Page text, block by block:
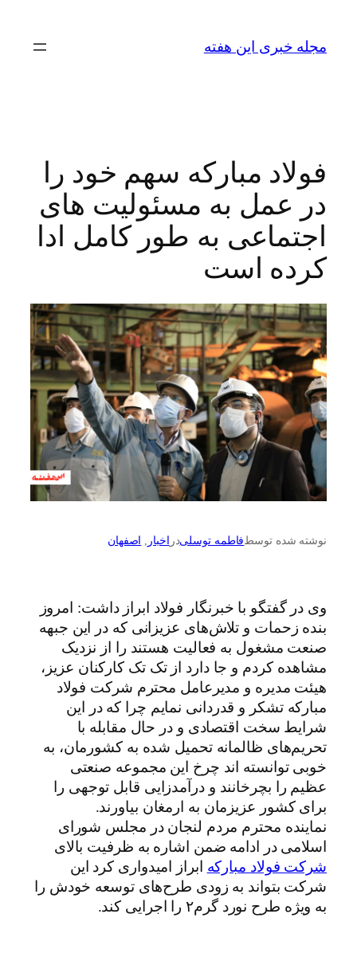
محتوا
مجله خبری این هفته
فولاد مبارکه سهم خود را
در عمل به مسئولیت های
اجتماعی به طور کامل ادا
کرده است
نوشته شده توسطفاطمه توسلیدر اخبار اصفهان
وی در گفتگو با خبرنگار فولاد ابراز داشت: امروز
بنده زحمات و تلاش‌های عزیزانی که در این جبهه
صنعت مشغول به فعالیت هستند را از نزدیک
مشاهده کردم و جا دارد از تک تک کارکنان عزیز،
هیئت مدیره و مدیرعامل محترم شرکت فولاد
مبارکه تشکر و قدردانی نمایم چرا که در این
شرایط سخت اقتصادی و در حال مقابله با
تحریم‌های ظالمانه تحمیل شده به کشورمان، به
خوبی توانسته اند چرخ این مجموعه صنعتی
عظیم را بچرخانند و درآمدزایی قابل توجهی را
برای کشور عزیزمان به ارمغان بیاورند.
نماینده محترم مردم لنجان در مجلس شورای
اسلامی در ادامه ضمن اشاره به ظرفیت بالای
شرکت فولاد مبارکه ابراز امیدواری کرد این
شرکت بتواند به زودی طرح‌های توسعه خودش را
به ویژه طرح نورد گرم۲ را اجرایی کند.